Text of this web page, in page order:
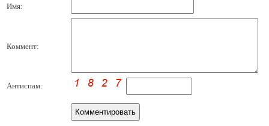
Имя:
Коммент:
Антиспам: